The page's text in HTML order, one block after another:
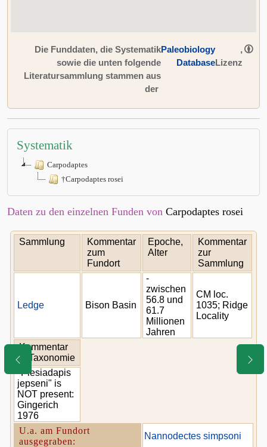
Die Funddaten, die Systematik
sowie die unten folgende
Literatursammlung stammen aus
der
Paleobiology
Database
,
Lizenz
Systematik
Carpodaptes
†Carpodaptes rosei
Daten zu den einzelnen Funden von Carpodaptes rosei
Sammlung
Kommentar
zum
Fundort
Epoche,
Alter
Kommentar
zur
Sammlung
Ledge Bison Basin
-
zwischen
56.8 und
61.7
Millionen
Jahren
CM loc.
1035; Ridge
Locality
Kommentar
z. Taxonomie
"Plesiadapis
jepseni" is
NOT present:
Gingerich
1976
U.a. am Fundort
ausgegraben:
Nannodectes simpsoni